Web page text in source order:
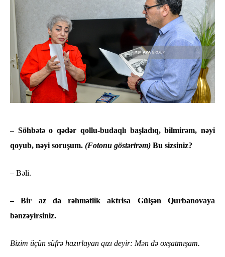
– Söhbətə o qədər qollu-budaqlı başladıq, bilmirəm, nəyi
qoyub, nəyi soruşum. (Fotonu göstərirəm) Bu sizsiniz?
– Bəli.
– Bir az da rəhmətlik aktrisa Gülşən Qurbanovaya
bənzəyirsiniz.
Bizim üçün süfrə hazırlayan qızı deyir: Mən də oxşatmışam.